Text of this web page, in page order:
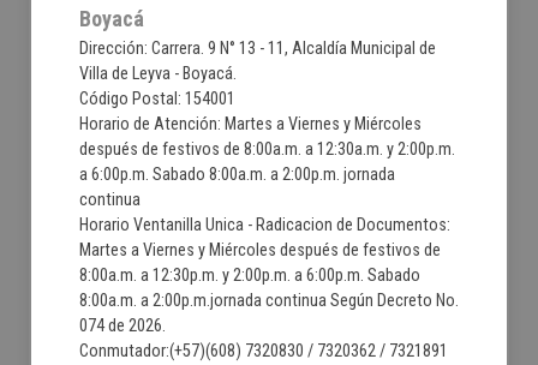
Boyacá
Dirección: Carrera. 9 N° 13 - 11, Alcaldía Municipal de
Villa de Leyva - Boyacá.
Código Postal: 154001
Horario de Atención: Martes a Viernes y Miércoles
después de festivos de 8:00a.m. a 12:30a.m. y 2:00p.m.
a 6:00p.m. Sabado 8:00a.m. a 2:00p.m. jornada
continua
Horario Ventanilla Unica - Radicacion de Documentos:
Martes a Viernes y Miércoles después de festivos de
8:00a.m. a 12:30p.m. y 2:00p.m. a 6:00p.m. Sabado
8:00a.m. a 2:00p.m.jornada continua Según Decreto No.
074 de 2026.
Conmutador:(+57)(608) 7320830 / 7320362 / 7321891